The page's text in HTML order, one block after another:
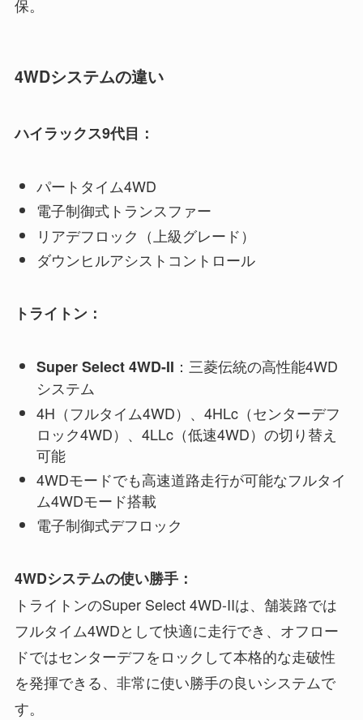
保。
4WDシステムの違い
ハイラックス9代目：
パートタイム4WD
電子制御式トランスファー
リアデフロック（上級グレード）
ダウンヒルアシストコントロール
トライトン：
Super Select 4WD-II ：三菱伝統の高性能4WD
システム
4H（フルタイム4WD）、4HLc（センターデフ
ロック4WD）、4LLc（低速4WD）の切り替え
可能
4WDモードでも高速道路走行が可能なフルタイ
ム4WDモード搭載
電子制御式デフロック
4WDシステムの使い勝手：
トライトンのSuper Select 4WD-IIは、舗装路では
フルタイム4WDとして快適に走行でき、オフロー
ドではセンターデフをロックして本格的な走破性
を発揮できる、非常に使い勝手の良いシステムで
す。